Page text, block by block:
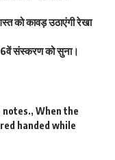
को कावड़ उठाएंगी रेखा
संस्करण को सुना।
notes., When the
handed while